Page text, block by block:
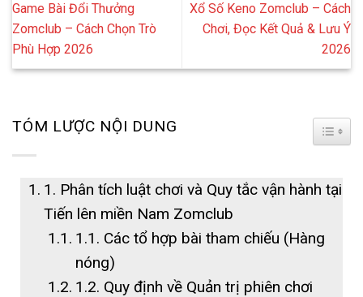
Game Bài Đổi Thưởng
Zomclub – Cách Chọn Trò
Phù Hợp 2026
Xổ Số Keno Zomclub – Cách
Chơi, Đọc Kết Quả & Lưu Ý
2026
TÓM LƯỢC NỘI DUNG
1. Phân tích luật chơi và Quy tắc vận hành tại
Tiến lên miền Nam Zomclub
1.1. Các tổ hợp bài tham chiếu (Hàng
nóng)
1.2. Quy định về Quản trị phiên chơi